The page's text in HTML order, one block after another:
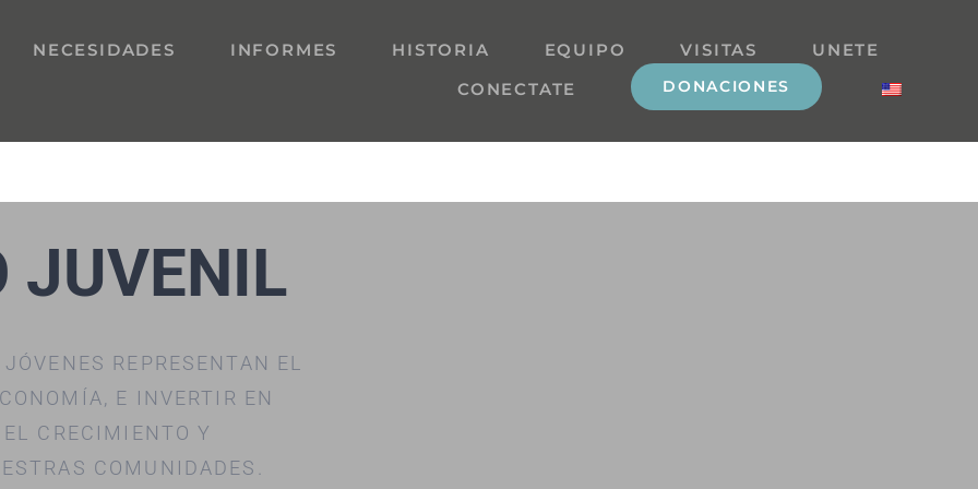
NECESIDADES INFORMES HISTORIA EQUIPO VISITAS
UNETE
CONECTATE
DONACIONES
JUVENIL
REPRESENTAN EL
E INVERTIR EN
CRECIMIENTO Y
COMUNIDADES.